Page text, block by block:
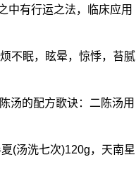
中有行运之法，临床应用
不眠，眩晕，惊悸，苔腻
汤的配方歌诀：二陈汤用
(汤洗七次)120g，天南星